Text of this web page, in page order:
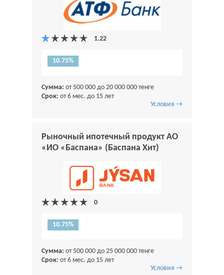
10.75%
Сумма: от 500 000 до 20 000 000 тенге
Срок: от 6 мес. до 15 лет
Условия →
Рыночный ипотечный продукт АО
«ИО «Баспана» (Баспана Хит)
10.75%
Сумма: от 500 000 до 25 000 000 тенге
Срок: от 6 мес. до 15 лет
Условия →